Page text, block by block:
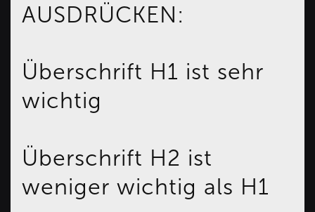
AUSDRÜCKEN:
Überschrift H1 ist sehr
wichtig
Überschrift H2 ist
weniger wichtig als H1